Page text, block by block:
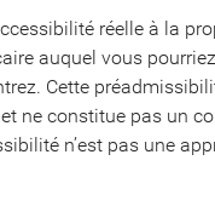
réelle à la
auquel vous
Cette
ne constitue pas un
n’est pas une